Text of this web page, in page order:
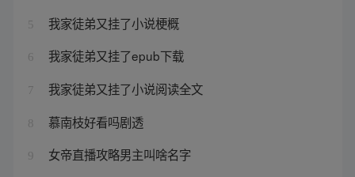
5 我家徒弟又挂了小说梗概
6 我家徒弟又挂了epub下载
7 我家徒弟又挂了小说阅读全文
8 慕南枝好看吗剧透
9 女帝直播攻略男主叫啥名字